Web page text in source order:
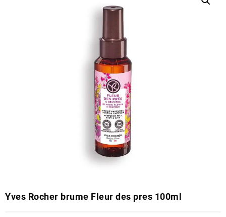
Yves Rocher brume Fleur des pres 100ml